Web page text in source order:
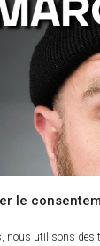
le
nous utilisons des